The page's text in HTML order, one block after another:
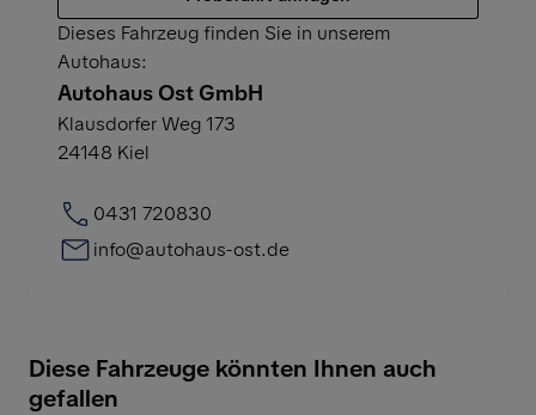
Dieses Fahrzeug finden Sie in unserem
Autohaus:
Autohaus Ost GmbH
Klausdorfer Weg 173
24148 Kiel
0431 720830
info@autohaus-ost.de
Diese Fahrzeuge könnten Ihnen auch
gefallen